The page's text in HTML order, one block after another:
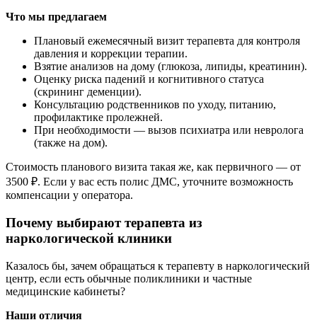
Что мы предлагаем
Плановый ежемесячный визит терапевта для контроля
давления и коррекции терапии.
Взятие анализов на дому (глюкоза, липиды, креатинин).
Оценку риска падений и когнитивного статуса
(скрининг деменции).
Консультацию родственников по уходу, питанию,
профилактике пролежней.
При необходимости — вызов психиатра или невролога
(также на дом).
Стоимость планового визита такая же, как первичного — от
3500 ₽. Если у вас есть полис ДМС, уточните возможность
компенсации у оператора.
Почему выбирают терапевта из
наркологической клиники
Казалось бы, зачем обращаться к терапевту в наркологический
центр, если есть обычные поликлиники и частные
медицинские кабинеты?
Наши отличия